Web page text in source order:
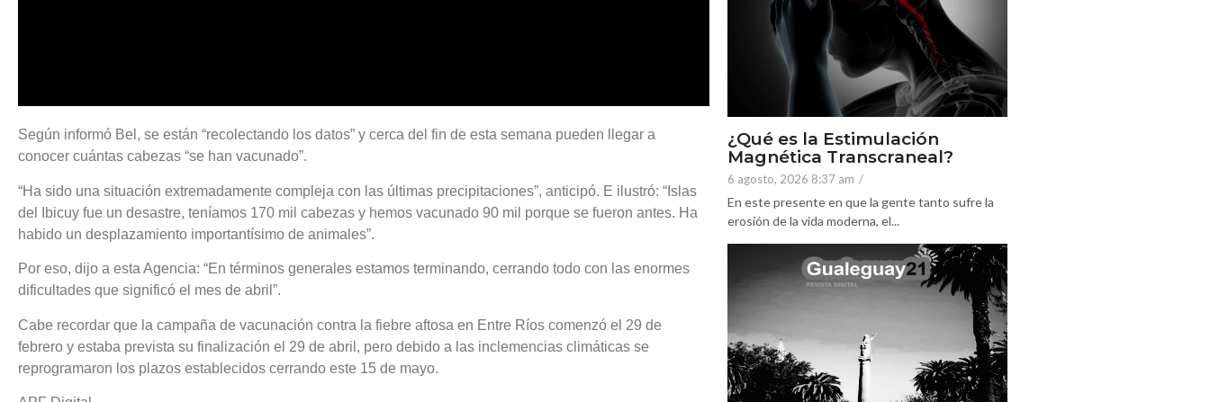
Según informó Bel, se están “recolectando los datos” y cerca del fin de esta semana pueden llegar a
conocer cuántas cabezas “se han vacunado”.
“Ha sido una situación extremadamente compleja con las últimas precipitaciones”, anticipó. E ilustró: “Islas
del Ibicuy fue un desastre, teníamos 170 mil cabezas y hemos vacunado 90 mil porque se fueron antes. Ha
habido un desplazamiento importantísimo de animales”.
Por eso, dijo a esta Agencia: “En términos generales estamos terminando, cerrando todo con las enormes
dificultades que significó el mes de abril”.
Cabe recordar que la campaña de vacunación contra la fiebre aftosa en Entre Ríos comenzó el 29 de
febrero y estaba prevista su finalización el 29 de abril, pero debido a las inclemencias climáticas se
reprogramaron los plazos establecidos cerrando este 15 de mayo.
¿Qué es la Estimulación
Magnética Transcraneal?
6 agosto, 2026 8:37 am /
En este presente en que la gente tanto sufre la
erosión de la vida moderna, el...